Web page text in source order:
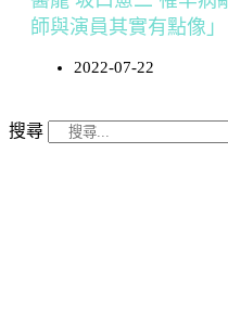
師與演員其實有點像」
2022-07-22
搜尋